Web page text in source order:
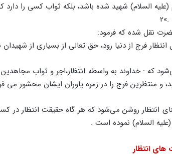
السلام) شهید شده باشد، بلکه ثواب کسی را
نقل شده که فرمود:
فرج از دنیا رود، حق تعالی از بسیاری از
که : خداوند به واسطه انتظار،‌اجر و ثواب
و منتظرین فرج را در زمره یاوران ایشان محشور می
انتظار روشن می‌شود که هر گاه حقیقت انتظار در
السلام) نموده است .
های انتظار